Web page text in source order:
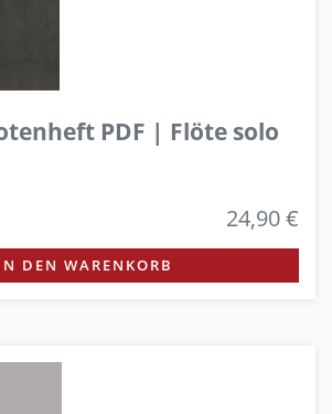
PDF | Flöte solo
24,90 €
DEN WARENKORB